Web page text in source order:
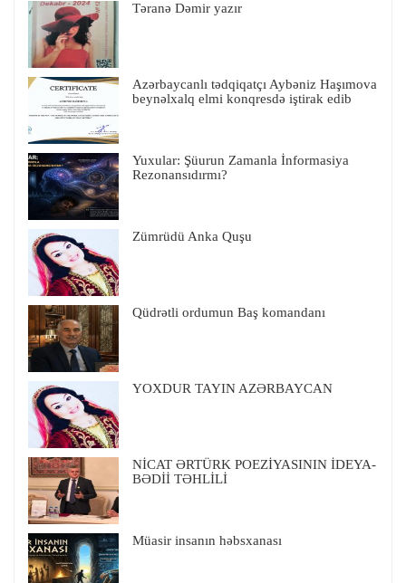
Təranə Dəmir yazır
Azərbaycanlı tədqiqatçı Aybəniz Haşımova
beynəlxalq elmi konqresdə iştirak edib
Yuxular: Şüurun Zamanla İnformasiya
Rezonansıdırmı?
Zümrüdü Anka Quşu
Qüdrətli ordumun Baş komandanı
YOXDUR TAYIN AZƏRBAYCAN
NİCAT ƏRTÜRK POEZİYASININ İDEYA-
BƏDİİ TƏHLİLİ
Müasir insanın həbsxanası